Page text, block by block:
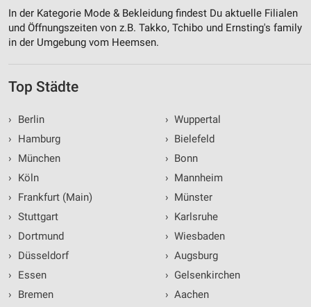
In der Kategorie Mode & Bekleidung findest Du aktuelle Filialen
und Öffnungszeiten von z.B. Takko, Tchibo und Ernsting's family
in der Umgebung vom Heemsen.
Top Städte
›
Berlin
›
Hamburg
›
München
›
Köln
›
Frankfurt (Main)
› Stuttgart
›
Dortmund
›
Düsseldorf
›
Essen
›
Bremen
› Wuppertal
› Bielefeld
› Bonn
› Mannheim
› Münster
› Karlsruhe
› Wiesbaden
› Augsburg
› Gelsenkirchen
› Aachen